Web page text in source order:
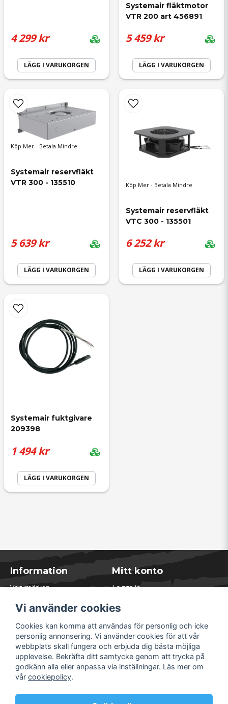
Ja, ni får publicera min fråga
Skicka fråga
4 299 kr
LÄGG I VARUKORGEN
Systemair fläktmotor
VTR 200 art 456891
5 459 kr
LÄGG I VARUKORGEN
Köp Mer - Betala Mindre
Systemair reservfläkt
VTR 300 - 135510
5 639 kr
LÄGG I VARUKORGEN
Köp Mer - Betala Mindre
Systemair reservfläkt
VTC 300 - 135501
6 252 kr
LÄGG I VARUKORGEN
Systemair fuktgivare
209398
1 494 kr
LÄGG I VARUKORGEN
Information
Varumärken
Kontakta oss
Öppettider Lager
Om Soliduct
Soliduct & Ventilation.se
Informationssidor
Returer
Villkor & Policy
Mitt konto
Logga in
Glömt lösenord?
Vi använder cookies
Cookies kan komma att användas för personlig och icke
personlig annonsering. Vi använder cookies för att vår
webbplats skall fungera och erbjuda dig bästa möjliga
upplevelse. Bekräfta ditt samtycke genom att trycka på
godkänn alla eller anpassa via inställningar. Läs mer om
vår cookiepolicy.